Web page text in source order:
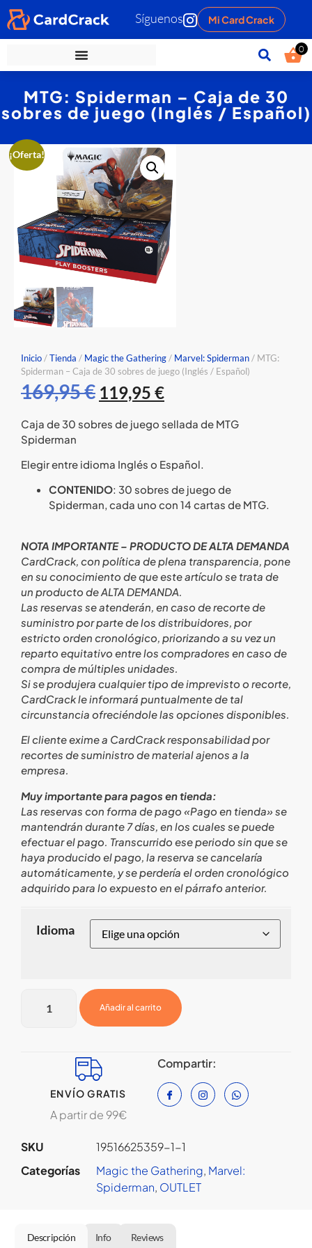
Síguenos Mi Card Crack
0
MTG: Spiderman – Caja de 30
sobres de juego (Inglés / Español)
¡Oferta!
Inicio/Tienda / Magic the Gathering/ Marvel: Spiderman/ MTG:
Spiderman – Caja de 30 sobres de juego (Inglés / Español)
169,95€ 119,95 €
Caja de 30 sobres de juego sellada de MTG
Spiderman
Elegir entre idioma Inglés o Español.
CONTENIDO: 30 sobres de juego de
Spiderman, cada uno con 14 cartas de MTG.
NOTA IMPORTANTE – PRODUCTO DE ALTA DEMANDA
CardCrack, con política de plena transparencia, pone
en su conocimiento de que este artículo se trata de
un producto de ALTA DEMANDA.
Las reservas se atenderán, en caso de recorte de
suministro por parte de los distribuidores, por
estricto orden cronológico, priorizando a su vez un
reparto equitativo entre los compradores en caso de
compra de múltiples unidades.
Si se produjera cualquier tipo de imprevisto o recorte,
CardCrack le informará puntualmente de tal
circunstancia ofreciéndole las opciones disponibles.
El cliente exime a CardCrack responsabilidad por
recortes de suministro de material ajenos a la
empresa.
Muy importante para pagos en tienda:
Las reservas con forma de pago «Pago en tienda» se
mantendrán durante 7 días, en los cuales se puede
efectuar el pago. Transcurrido ese periodo sin que se
haya producido el pago, la reserva se cancelaría
automáticamente, y se perdería el orden cronológico
adquirido para lo expuesto en el párrafo anterior.
Idioma
Añadir al carrito
ENVÍO GRATIS
A partir de 99€
Compartir:
SKU
19516625359-1-1
Categorías
Magic the Gathering, Marvel:
Spiderman, OUTLET
Descripción Info Reviews